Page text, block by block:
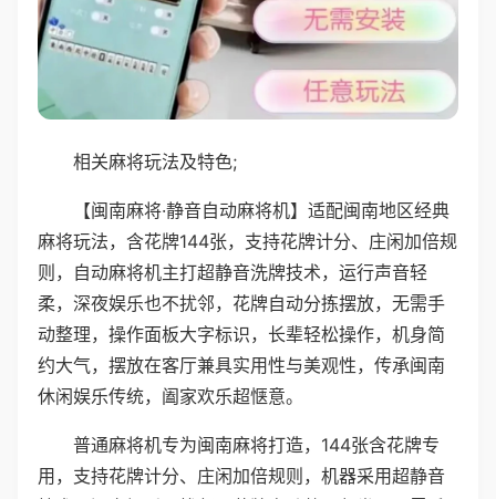
相关麻将玩法及特色;
【闽南麻将·静音自动麻将机】适配闽南地区经典
麻将玩法，含花牌144张，支持花牌计分、庄闲加倍规
则，自动麻将机主打超静音洗牌技术，运行声音轻
柔，深夜娱乐也不扰邻，花牌自动分拣摆放，无需手
动整理，操作面板大字标识，长辈轻松操作，机身简
约大气，摆放在客厅兼具实用性与美观性，传承闽南
休闲娱乐传统，阖家欢乐超惬意。
普通麻将机专为闽南麻将打造，144张含花牌专
用，支持花牌计分、庄闲加倍规则，机器采用超静音